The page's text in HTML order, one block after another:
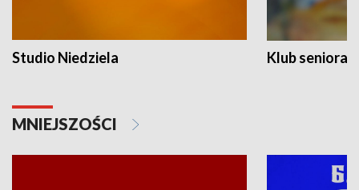
Studio Niedziela Klub seniora
MNIEJSZOŚCI